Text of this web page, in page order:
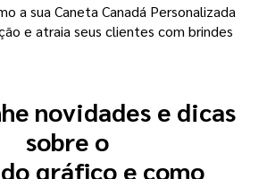
a sua Caneta Canadá Personalizada
e atraia seus clientes com brindes
novidades e dicas
sobre o
gráfico e como